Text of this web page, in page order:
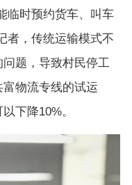
临时预约货车、叫车
者，传统运输模式不
题，导致村民停工
物流专线的试运
下降10%。